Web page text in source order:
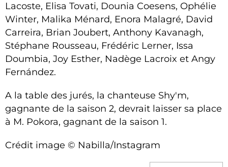
Lacoste, Elisa Tovati, Dounia Coesens, Ophélie
Winter, Malika Ménard, Enora Malagré, David
Carreira, Brian Joubert, Anthony Kavanagh,
Stéphane Rousseau, Frédéric Lerner, Issa
Doumbia, Joy Esther, Nadège Lacroix et Angy
Fernández.
A la table des jurés, la chanteuse Shy'm,
gagnante de la saison 2, devrait laisser sa place
à M. Pokora, gagnant de la saison 1.
Crédit image © Nabilla/Instagram